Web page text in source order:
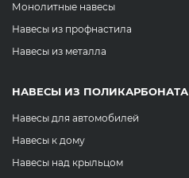
Монолитные навесы
Навесы из профнастила
Навесы из металла
НАВЕСЫ ИЗ ПОЛИКАРБОНАТА
Навесы для автомобилей
Навесы к дому
Навесы над крыльцом